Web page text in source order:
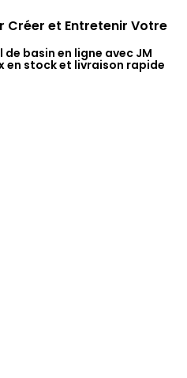
Créer et Entretenir Votre
basin en ligne avec JM
en stock et livraison rapide